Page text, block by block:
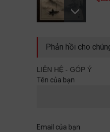
Sau
Phản hồi cho
LIÊN HỆ - GÓP Ý
Tên của bạn
Email của bạn